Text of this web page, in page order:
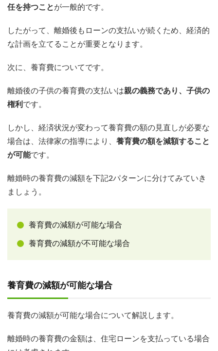
任を持つことが一般的です。
したがって、離婚後もローンの支払いが続くため、経済的
な計画を立てることが重要となります。
次に、養育費についてです。
離婚後の子供の養育費の支払いは親の義務であり、子供の
権利 です。
しかし、経済状況が変わって養育費の額の見直しが必要な
場合は、法律家の指導により、 養育費の額を減額すること
が可能です。
離婚時の養育費の減額を下記2パターンに分けてみていき
ましょう。
養育費の減額が可能な場合
養育費の減額が不可能な場合
養育費の減額が可能な場合
養育費の減額が可能な場合について解説します。
離婚時の養育費の金額は、住宅ローンを支払っている場合